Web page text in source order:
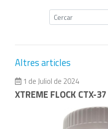
Altres articles
1 de Juliol de 2024
XTREME FLOCK CTX-